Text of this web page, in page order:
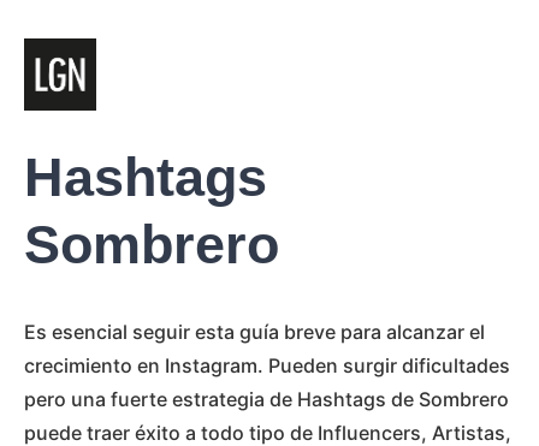
Hashtags
Sombrero
Es esencial seguir esta guía breve para alcanzar el
crecimiento en Instagram. Pueden surgir dificultades
pero una fuerte estrategia de Hashtags de Sombrero
puede traer éxito a todo tipo de Influencers, Artistas,